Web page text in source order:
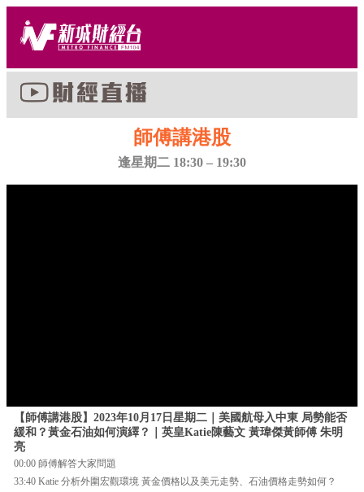
師傅講港股
逢星期二 18:30 – 19:30
【師傅講港股】2023年10月17日星期二｜美國航母入中東 局勢能否
緩和？黃金石油如何演繹？｜英皇Katie陳藝文 黃瑋傑黃師傅 朱明
亮
00:00 師傅解答大家問題
33:40 Katie 分析外圍宏觀環境 黃金價格以及美元走勢、石油價格走勢如何？